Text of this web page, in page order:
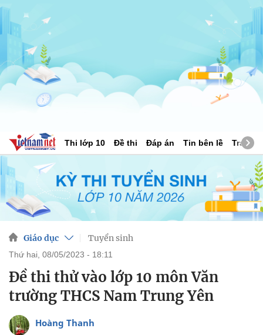
Thi lớp 10 Đề thi Đáp án Tin bên lề Tra
Giáo dục Tuyển sinh
thứ hai, 08/05/2023 - 18:11
Đề thi thử vào lớp 10 môn Văn
trường THCS Nam Trung Yên
Hoàng Thanh